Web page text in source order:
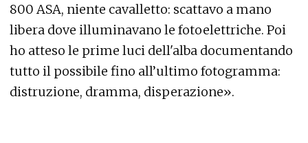
800 ASA, niente cavalletto: scattavo a mano
libera dove illuminavano le fotoelettriche. Poi
ho atteso le prime luci dell'alba documentando
tutto il possibile fino all’ultimo fotogramma:
distruzione, dramma, disperazione».